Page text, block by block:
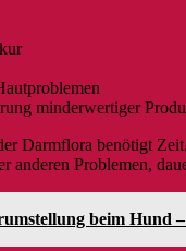
minderwertiger
Darmflora benötigt
anderen Problemen,
beim Hund –